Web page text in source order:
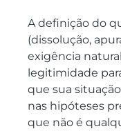
A definição do
(dissolução,
exigência
legitimidade
que sua
nas hipóteses
que não é